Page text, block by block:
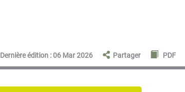
Dernière édition : 06 Mar 2026 Partager PDF